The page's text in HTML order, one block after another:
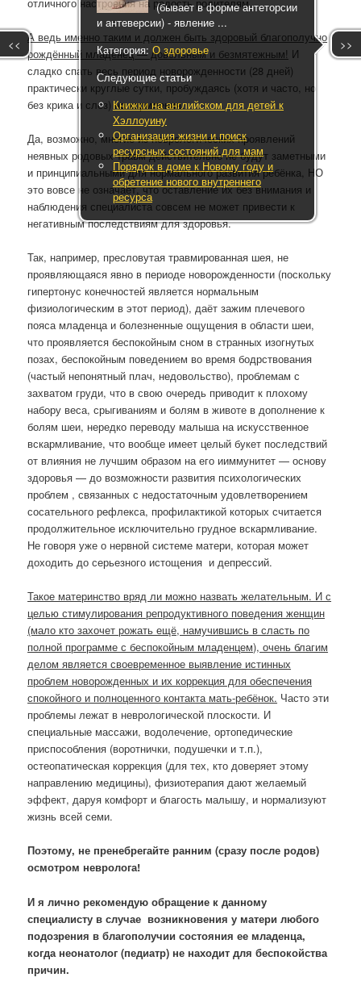
А ведь именно таким и должен быть здоровый благополучно
рождённый младенец — довольным и безмятежным! И
сладко спать весь период новорожденности (28 дней)
практически круглые сутки, пробуждаясь (хотя и часто, но
без крика и слез) на кормления.
Да, возможно, многие из неврологических проявлений
неявных родовых травм действительно не будут заметными
и принципиальными для нормального развития ребёнка, НО
это вовсе не означает, что оставление их без внимания и
наблюдения специалиста совсем не может привести к
негативным последствиям для здоровья.
Так, например, пресловутая травмированная шея, не
проявляющаяся явно в периоде новорожденности (поскольку
гипертонус конечностей является нормальным
физиологическим в этот период), даёт зажим плечевого
пояса младенца и болезненные ощущения в области шеи,
что проявляется беспокойным сном в странных изогнутых
позах, беспокойным поведением во время бодрствования
(частый непонятный плач, недовольство), проблемам с
захватом груди, что в свою очередь приводит к плохому
набору веса, срыгиваниям и болям в животе в дополнение к
болям шеи, нередко переводу малыша на искусственное
вскармливание, что вообще имеет целый букет последствий
от влияния не лучшим образом на его ииммунитет — основу
здоровья — до возможности развития психологических
проблем , связанных с недостаточным удовлетворением
сосательного рефлекса, профилактикой которых считается
продолжительное исключительно грудное вскармливание.
Не говоря уже о нервной системе матери, которая может
доходить до серьезного истощения и депрессий.
Такое материнство вряд ли можно назвать желательным. И с
целью стимулирования репродуктивного поведения женщин
(мало кто захочет рожать ещё, намучившись в сласть по
полной программе с беспокойным младенцем), очень благим
делом является своевременное выявление истинных
проблем новорожденных и их коррекция для обеспечения
спокойного и полноценного контакта мать-ребёнок. Часто эти
проблемы лежат в неврологической плоскости. И
специальные массажи, водолечение, ортопедические
приспособления (воротнички, подушечки и т.п.),
остеопатическая коррекция (для тех, кто доверяет этому
направлению медицины), физиотерапия дают желаемый
эффект, даруя комфорт и благость малышу, и нормализуют
жизнь всей семи.
Поэтому, не пренебрегайте ранним (сразу после родов)
осмотром невролога!
И я лично рекомендую обращение к данному
специалисту в случае возникновения у матери любого
подозрения в благополучии состояния ее младенца,
когда неонатолог (педиатр) не находит для беспокойства
причин.
<< >>
(бывает в форме антеторсии
и антеверсии) - явление ...
Категория: О здоровье
Следующие статьи
Книжки на английском для детей к
Хэллоуину
Организация жизни и поиск
ресурсных состояний для мам
Порядок в доме к Новому году и
обретение нового внутреннего
ресурса